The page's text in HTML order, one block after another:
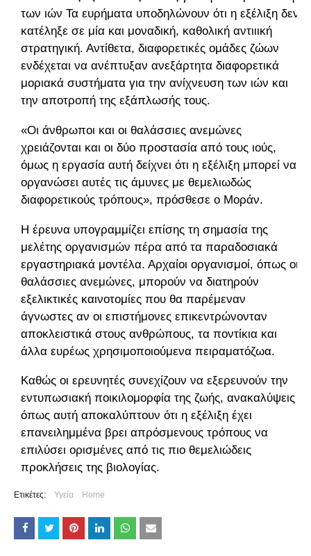
των ιών Τα ευρήματα υποδηλώνουν ότι η εξέλιξη δεν
κατέληξε σε μία και μοναδική, καθολική αντιιική
στρατηγική. Αντίθετα, διαφορετικές ομάδες ζώων
ενδέχεται να ανέπτυξαν ανεξάρτητα διαφορετικά
μοριακά συστήματα για την ανίχνευση των ιών και
την αποτροπή της εξάπλωσής τους.
«Οι άνθρωποι και οι θαλάσσιες ανεμώνες
χρειάζονται και οι δύο προστασία από τους ιούς,
όμως η εργασία αυτή δείχνει ότι η εξέλιξη μπορεί να
οργανώσει αυτές τις άμυνες με θεμελιωδώς
διαφορετικούς τρόπους», πρόσθεσε ο Μοράν.
Η έρευνα υπογραμμίζει επίσης τη σημασία της
μελέτης οργανισμών πέρα από τα παραδοσιακά
εργαστηριακά μοντέλα. Αρχαίοι οργανισμοί, όπως οι
θαλάσσιες ανεμώνες, μπορούν να διατηρούν
εξελικτικές καινοτομίες που θα παρέμεναν
άγνωστες αν οι επιστήμονες επικεντρώνονταν
αποκλειστικά στους ανθρώπους, τα ποντίκια και
άλλα ευρέως χρησιμοποιούμενα πειραματόζωα.
Καθώς οι ερευνητές συνεχίζουν να εξερευνούν την
εντυπωσιακή ποικιλομορφία της ζωής, ανακαλύψεις
όπως αυτή αποκαλύπτουν ότι η εξέλιξη έχει
επανειλημμένα βρει απρόσμενους τρόπους να
επιλύσει ορισμένες από τις πιο θεμελιώδεις
προκλήσεις της βιολογίας.
Ετικέτες: Υγεία Home